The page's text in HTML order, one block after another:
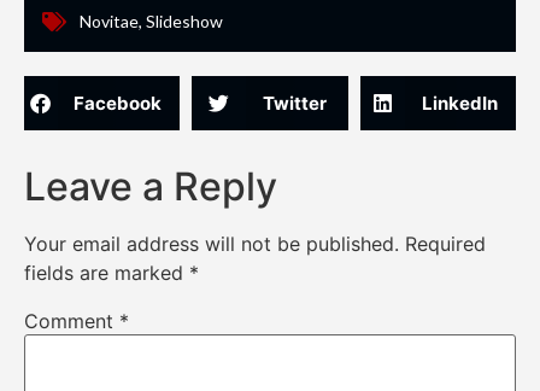
Novitae, Slideshow
Facebook Twitter LinkedIn
Leave a Reply
Your email address will not be published. Required
fields are marked *
Comment *